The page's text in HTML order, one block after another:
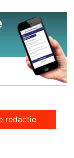
redactie